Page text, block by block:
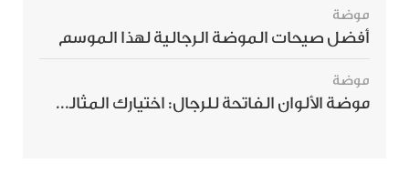
موضة
أفضل صيحات الموضة الرجالية لهذا الموسم
موضة
موضة الألوان الفاتحة للرجال: اختيارك المثالي لإطلالة صيفية مبهرة